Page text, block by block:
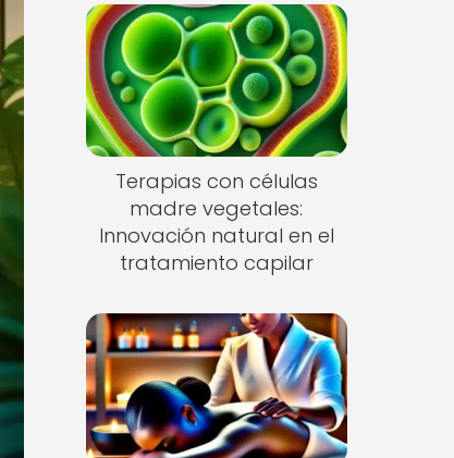
Terapias con células
madre vegetales:
Innovación natural en el
tratamiento capilar